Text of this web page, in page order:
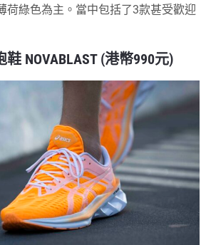
荷綠色為主。當中包括了3款甚受歡迎
NOVABLAST (港幣990元)